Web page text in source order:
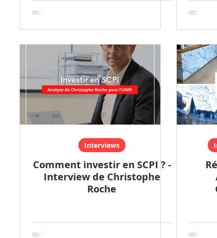
Interviews
Comment investir en SCPI ? -
Interview de Christophe
Roche